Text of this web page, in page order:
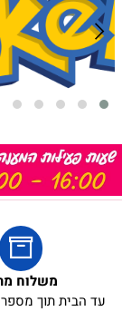
משלוח
עד הבית תוך